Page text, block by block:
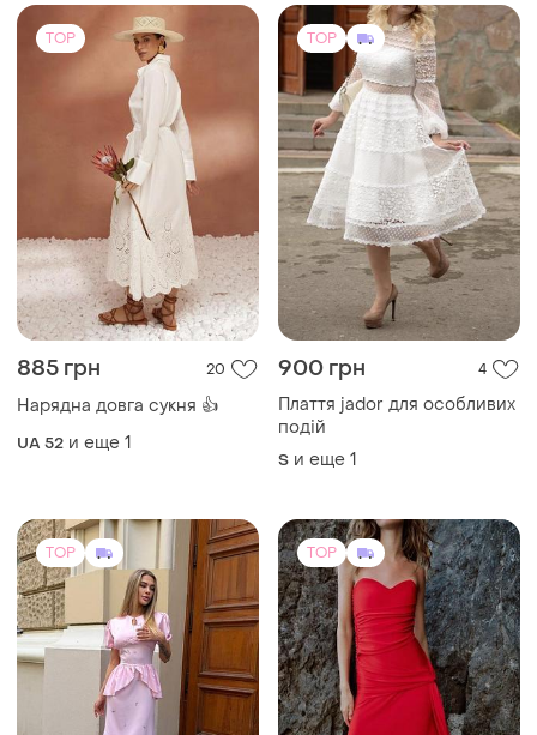
TOP
885 грн 20
Нарядна довга сукня 👍
UA 52 и еще 1
TOP
900 грн 4
Плаття jador для особливих
подій
S и еще 1
TOP TOP